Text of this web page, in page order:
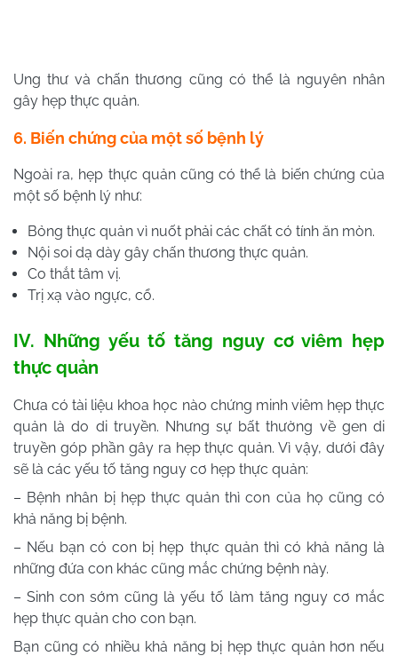
Ung thư và chấn thương cũng có thể là nguyên nhân
gây hẹp thực quản.
6. Biến chứng của một số bệnh lý
Ngoài ra, hẹp thực quản cũng có thể là biến chứng của
một số bệnh lý như:
Bỏng thực quản vì nuốt phải các chất có tính ăn mòn.
Nội soi dạ dày gây chấn thương thực quản.
Co thắt tâm vị.
Trị xạ vào ngực, cổ.
IV. Những yếu tố tăng nguy cơ viêm hẹp
thực quản
Chưa có tài liệu khoa học nào chứng minh viêm hẹp thực
quản là do di truyền. Nhưng sự bất thường về gen di
truyền góp phần gây ra hẹp thực quản. Vì vậy, dưới đây
sẽ là các yếu tố tăng nguy cơ hẹp thực quản:
– Bệnh nhân bị hẹp thực quản thì con của họ cũng có
khả năng bị bệnh.
– Nếu bạn có con bị hẹp thực quản thì có khả năng là
những đứa con khác cũng mắc chứng bệnh này.
– Sinh con sớm cũng là yếu tố làm tăng nguy cơ mắc
hẹp thực quản cho con bạn.
Bạn cũng có nhiều khả năng bị hẹp thực quản hơn nếu